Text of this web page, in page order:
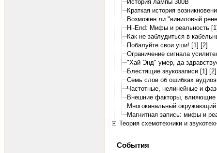
История лампы 300B
Краткая история
Возможен ли "виниловый
Hi-End: Мифы и реальность
Как не заблудиться в
Побалуйте свои уши! [1] [2]
Ограничение сигнала
"Хай-Энд" умер, да
Блестящие звукозаписи [1] [2]
Семь слов об ошибках
Частотные, нелинейные и
Внешние факторы, влияющие
Многоканальный окружающий
Магнитная запись: мифы и
Теория схемотехники и
События